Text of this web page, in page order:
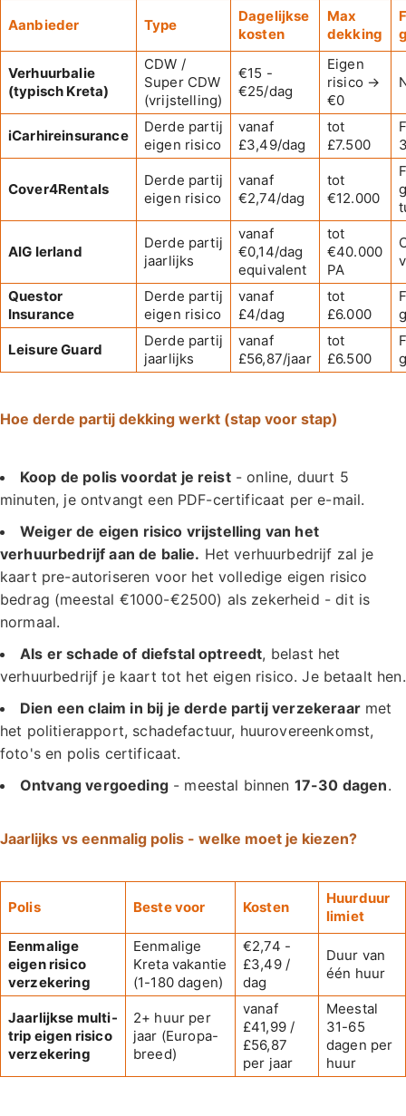
Aanbieder Type
Dagelijkse
kosten
Max
dekking
Verhuurbalie
(typisch Kreta)
CDW /
Super CDW
(vrijstelling)
€15 -
€25/dag
Eigen
risico →
€0
iCarhireinsurance
Derde partij
eigen risico
vanaf
£3,49/dag
tot
£7.500
Cover4Rentals
Derde partij
eigen risico
vanaf
€2,74/dag
tot
€12.000
AIG Ierland
Derde partij
jaarlijks
vanaf
€0,14/dag
equivalent
tot
€40.000
PA
Questor
Insurance
Derde partij
eigen risico
vanaf
£4/dag
tot
£6.000
Leisure Guard
Derde partij
jaarlijks
vanaf
£56,87/jaar
tot
£6.500
Hoe derde partij dekking werkt (stap voor stap)
Koop de polis voordat je reist- online, duurt 5
minuten, je ontvangt een PDF-certificaat per e-mail.
Weiger de eigen risico vrijstelling van het
verhuurbedrijf aan de balie. Het verhuurbedrijf zal je
kaart pre-autoriseren voor het volledige eigen risico
bedrag (meestal €1000-€2500) als zekerheid - dit is
normaal.
Als er schade of diefstal optreedt, belast het
verhuurbedrijf je kaart tot het eigen risico. Je betaalt hen.
Dien een claim in bij je derde partij verzekeraarmet
het politierapport, schadefactuur, huurovereenkomst,
foto's en polis certificaat.
Ontvang vergoeding- meestal binnen 17-30 dagen.
Jaarlijks vs eenmalig polis - welke moet je kiezen?
Polis Beste voor Kosten
Huurduur
limiet
Eenmalige
eigen risico
verzekering
Eenmalige
Kreta vakantie
(1-180 dagen)
€2,74 -
£3,49 /
dag
Duur van
één huur
Jaarlijkse multi-
trip eigen risico
verzekering
2+ huur per
jaar (Europa-
breed)
vanaf
£41,99 /
£56,87
per jaar
Meestal
31-65
dagen per
huur